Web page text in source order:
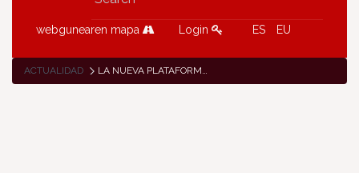
webgunearen mapa Login ES EU
ACTUALIDAD LA NUEVA PLATAFORMA ESEP (EUROPEAN SCHOOL EDUCATION PLATFORM-PLATAFORMA EUROPEA DE EDUCACIÓN ESCOLAR) SE LANZARÁ DEFINITIVAMENTE EL 31 DE MAYO DE 2022